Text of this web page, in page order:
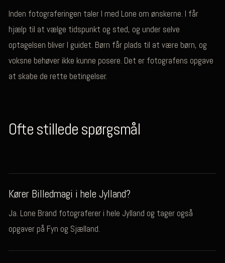
Inden fotograferingen taler I med Lone om ønskerne. I får
hjælp til at vælge tidspunkt og sted, og under selve
optagelsen bliver I guidet. Børn får plads til at være børn, og
voksne behøver ikke kunne posere. Det er fotografens opgave
at skabe de rette betingelser.
Ofte stillede spørgsmål
Kører Billedmagi i hele Jylland?
Ja. Lone Brand fotograferer i hele Jylland og tager også
opgaver på Fyn og Sjælland.